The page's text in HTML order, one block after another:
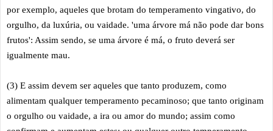
por exemplo, aqueles que brotam do temperamento vingativo, do
orgulho, da luxúria, ou vaidade. 'uma árvore má não pode dar bons
frutos': Assim sendo, se uma árvore é má, o fruto deverá ser
igualmente mau.
(3) E assim devem ser aqueles que tanto produzem, como
alimentam qualquer temperamento pecaminoso; que tanto originam
o orgulho ou vaidade, a ira ou amor do mundo; assim como